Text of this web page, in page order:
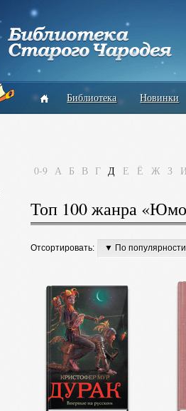
Библиотека Новинки
0-9 А Б В Г Д Е Ё Ж З
Топ 100 жанра
Отсортировать: ▼ По популярности